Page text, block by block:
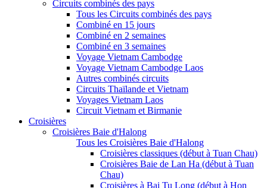
Circuits combinés des pays
Tous les Circuits combinés des pays
Combiné en 15 jours
Combiné en 2 semaines
Combiné en 3 semaines
Voyage Vietnam Cambodge
Voyage Vietnam Cambodge Laos
Autres combinés circuits
Circuits Thaïlande et Vietnam
Voyages Vietnam Laos
Circuit Vietnam et Birmanie
Croisières
Croisières Baie d'Halong
Tous les Croisières Baie d'Halong
Croisières classiques (début à Tuan Chau)
Croisières Baie de Lan Ha (début à Tuan
Chau)
Croisières à Bai Tu Long (début à Hon